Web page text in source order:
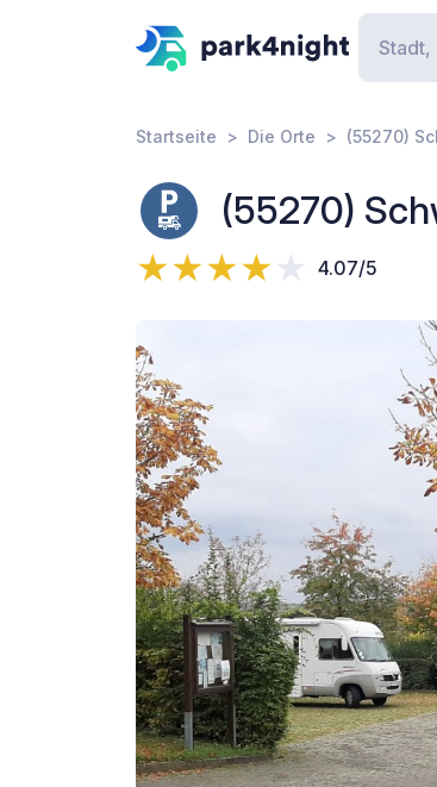
Startseite Die Orte (55270)
(55270)
4.07/5